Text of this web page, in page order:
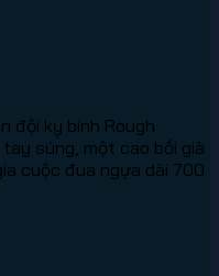
đội kỵ binh Rough
súng, một cao bồi già
cuộc đua ngựa dài 700